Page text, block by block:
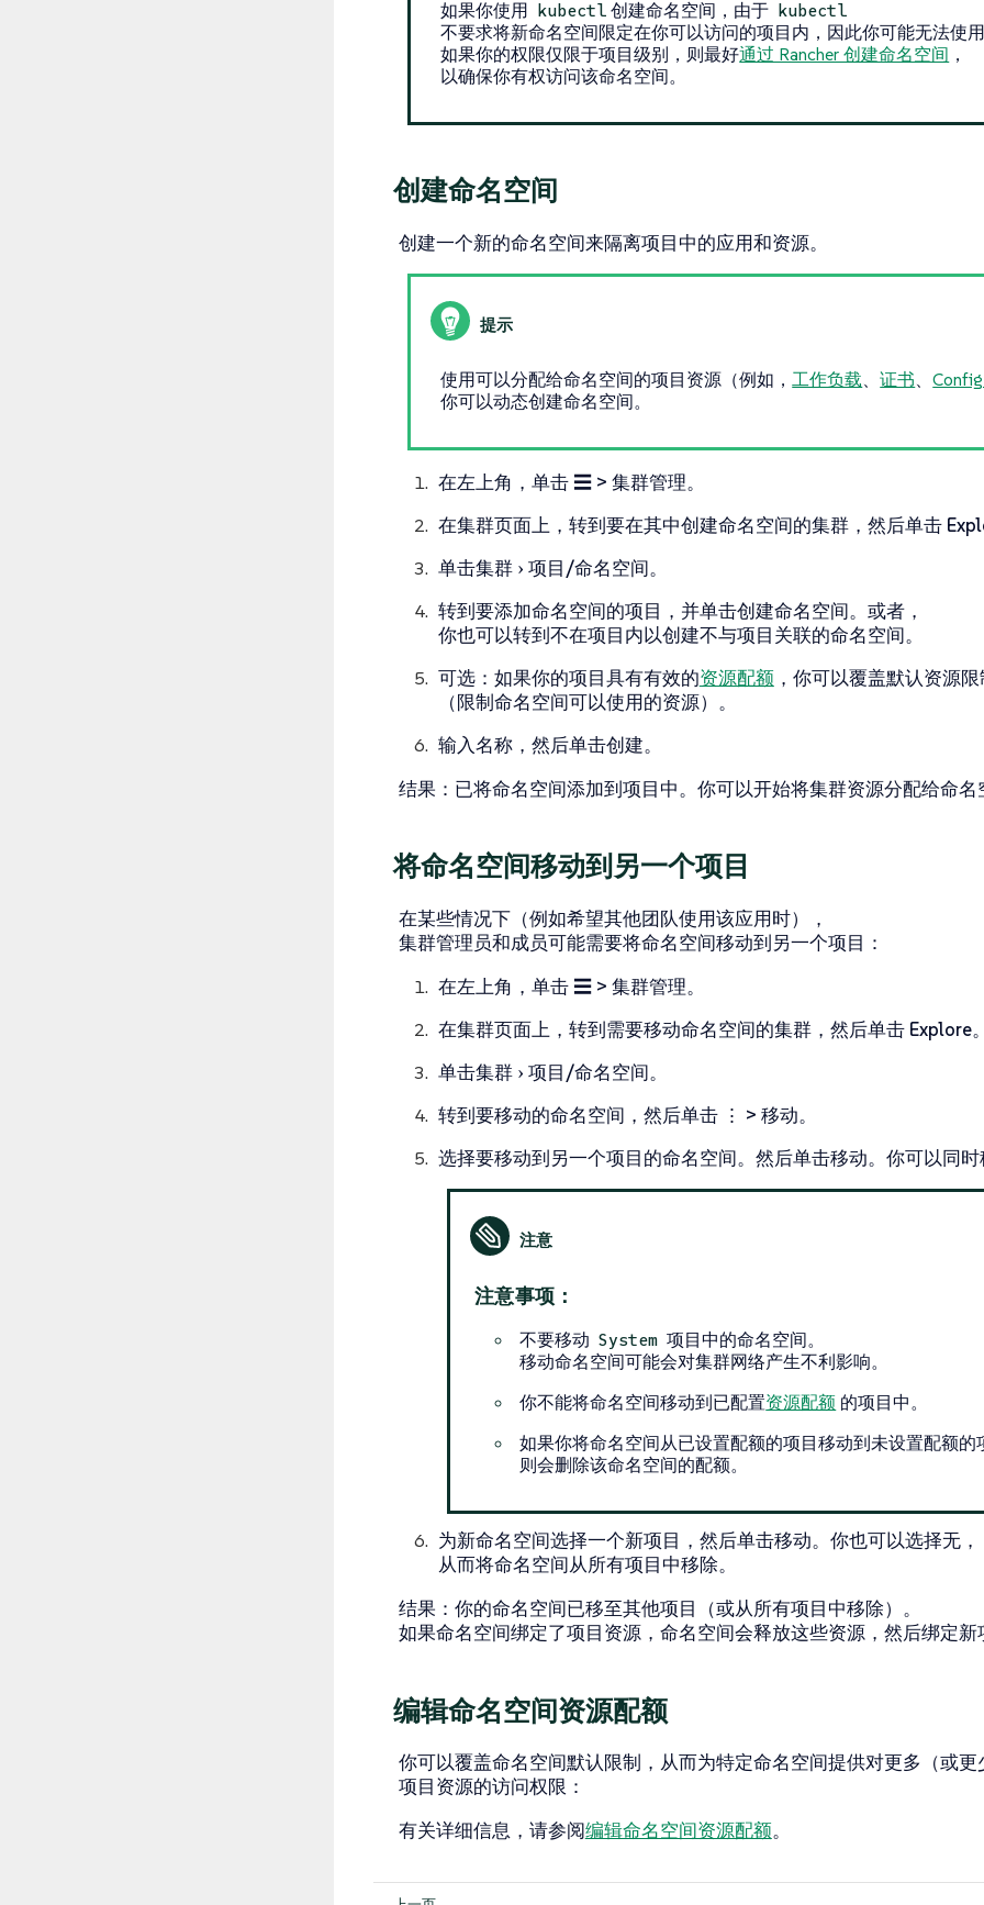
如果你使用 kubectl 创建命名空间，由于 kubectl
不要求将新命名空间限定在你可以访问的项目内，因此你可能无法使用
如果你的权限仅限于项目级别，则最好通过 Rancher 创建命名空间 ，
以确保你有权访问该命名空间。
创建命名空间
创建一个新的命名空间来隔离项目中的应用和资源。
使用可以分配给命名空间的项目资源（例如， 工作负载 、证书 、
你可以动态创建命名空间。
在左上角，单击 ☰ > 集群管理。
在集群页面上，转到要在其中创建命名空间的集群，然后单击
单击集群 项目/命名空间。
转到要添加命名空间的项目，并单击创建命名空间。或者，
你也可以转到不在项目内以创建不与项目关联的命名空间。
可选：如果你的项目具有有效的资源配额，你可以覆盖默认资源限
（限制命名空间可以使用的资源）。
输入名称，然后单击创建。
结果 ：已将命名空间添加到项目中。你可以开始将集群资源分配给命名
将命名空间移动到另一个项目
在某些情况下（例如希望其他团队使用该应用时），
集群管理员和成员可能需要将命名空间移动到另一个项目：
在左上角，单击 ☰ > 集群管理。
在集群页面上，转到需要移动命名空间的集群，然后单击 Explore。
单击集群 项目/命名空间。
转到要移动的命名空间，然后单击 ⋮ > 移动。
选择要移动到另一个项目的命名空间。然后单击移动。你可以同时
注意事项：
不要移动 System 项目中的命名空间。
移动命名空间可能会对集群网络产生不利影响。
你不能将命名空间移动到已配置资源配额 的项目中。
如果你将命名空间从已设置配额的项目移动到未设置配额的
则会删除该命名空间的配额。
为新命名空间选择一个新项目，然后单击移动。你也可以选择无，
从而将命名空间从所有项目中移除。
结果 ：你的命名空间已移至其他项目（或从所有项目中移除）。
如果命名空间绑定了项目资源，命名空间会释放这些资源，然后绑定新
编辑命名空间资源配额
你可以覆盖命名空间默认限制，从而为特定命名空间提供对更多（或更
项目资源的访问权限：
有关详细信息，请参阅编辑命名空间资源配额。